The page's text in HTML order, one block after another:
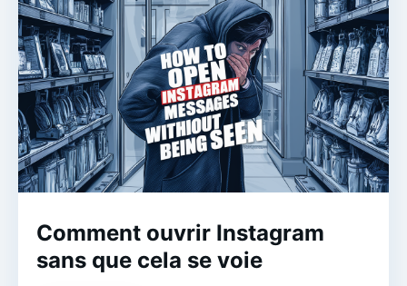
Comment ouvrir Instagram
sans que cela se voie